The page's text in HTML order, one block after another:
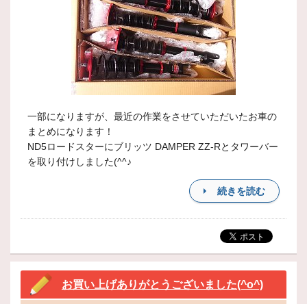
一部になりますが、最近の作業をさせていただいたお車の
まとめになります！
ND5ロードスターにブリッツ DAMPER ZZ-Rとタワーバー
を取り付けしました(^^♪
続きを読む
お買い上げありがとうございました(^o^)